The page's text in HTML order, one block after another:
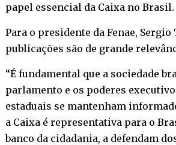
papel essencial da Caixa no Brasil.
Para o presidente da Fenae, Sergio
publicações são de grande
“É fundamental que a sociedade
parlamento e os poderes
estaduais se mantenham
a Caixa é representativa para o
banco da cidadania, a defendam